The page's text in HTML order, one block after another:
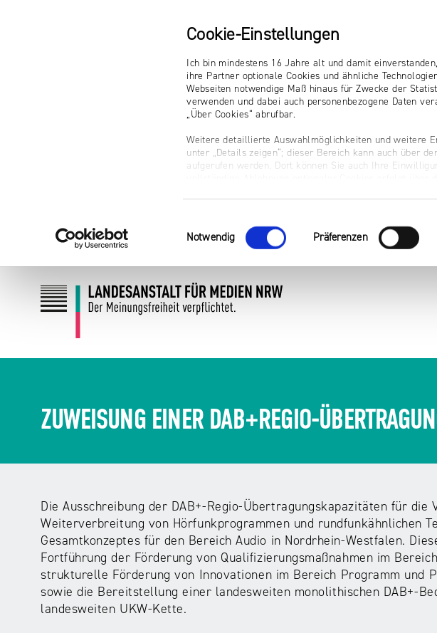
Cookie-Einstellungen
Ich bin mindestens 16 Jahre alt und damit
ihre Partner optionale Cookies und ähnliche
Webseiten notwendige Maß hinaus für Zwecke der
verwenden und dabei auch personenbezogene Daten
„Über Cookies“ abrufbar.
Weitere detaillierte Auswahlmöglichkeiten und weitere
unter „Details zeigen“; dieser Bereich kann auch über
aufgerufen werden. Dort können Sie auch Ihre
Einwilligungsauswahl
Notwendig Präferenzen
Inhalt
Navigation
ZUWEISUNG EINER DAB+REGIO-
Die Ausschreibung der DAB+-Regio-Übertragungskapazitäten für die
Weiterverbreitung von Hörfunkprogrammen und rundfunkähnlichen
Gesamtkonzeptes für den Bereich Audio in Nordrhein-Westfalen.
Fortführung der Förderung von Qualifizierungsmaßnahmen im
strukturelle Förderung von Innovationen im Bereich Programm und
sowie die Bereitstellung einer landesweiten monolithischen DAB+-
landesweiten UKW-Kette.